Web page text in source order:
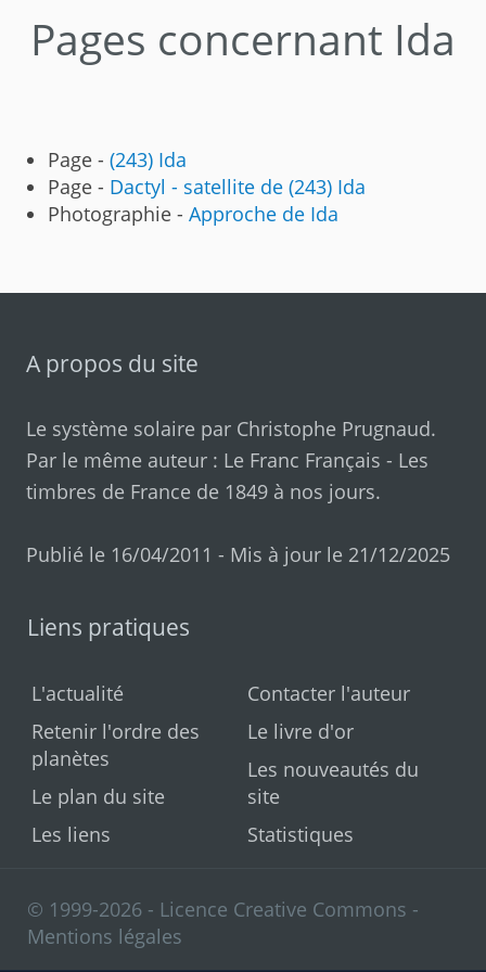
Pages concernant Ida
Page - (243) Ida
Page - Dactyl - satellite de (243) Ida
Photographie - Approche de Ida
A propos du site
Le système solaire par Christophe Prugnaud.
Par le même auteur : Le Franc Français - Les
timbres de France de 1849 à nos jours.
Publié le 16/04/2011 - Mis à jour le 21/12/2025
Liens pratiques
L'actualité
Retenir l'ordre des
planètes
Le plan du site
Les liens
Contacter l'auteur
Le livre d'or
Les nouveautés du
site
Statistiques
© 1999-2026 - Licence Creative Commons -
Mentions légales